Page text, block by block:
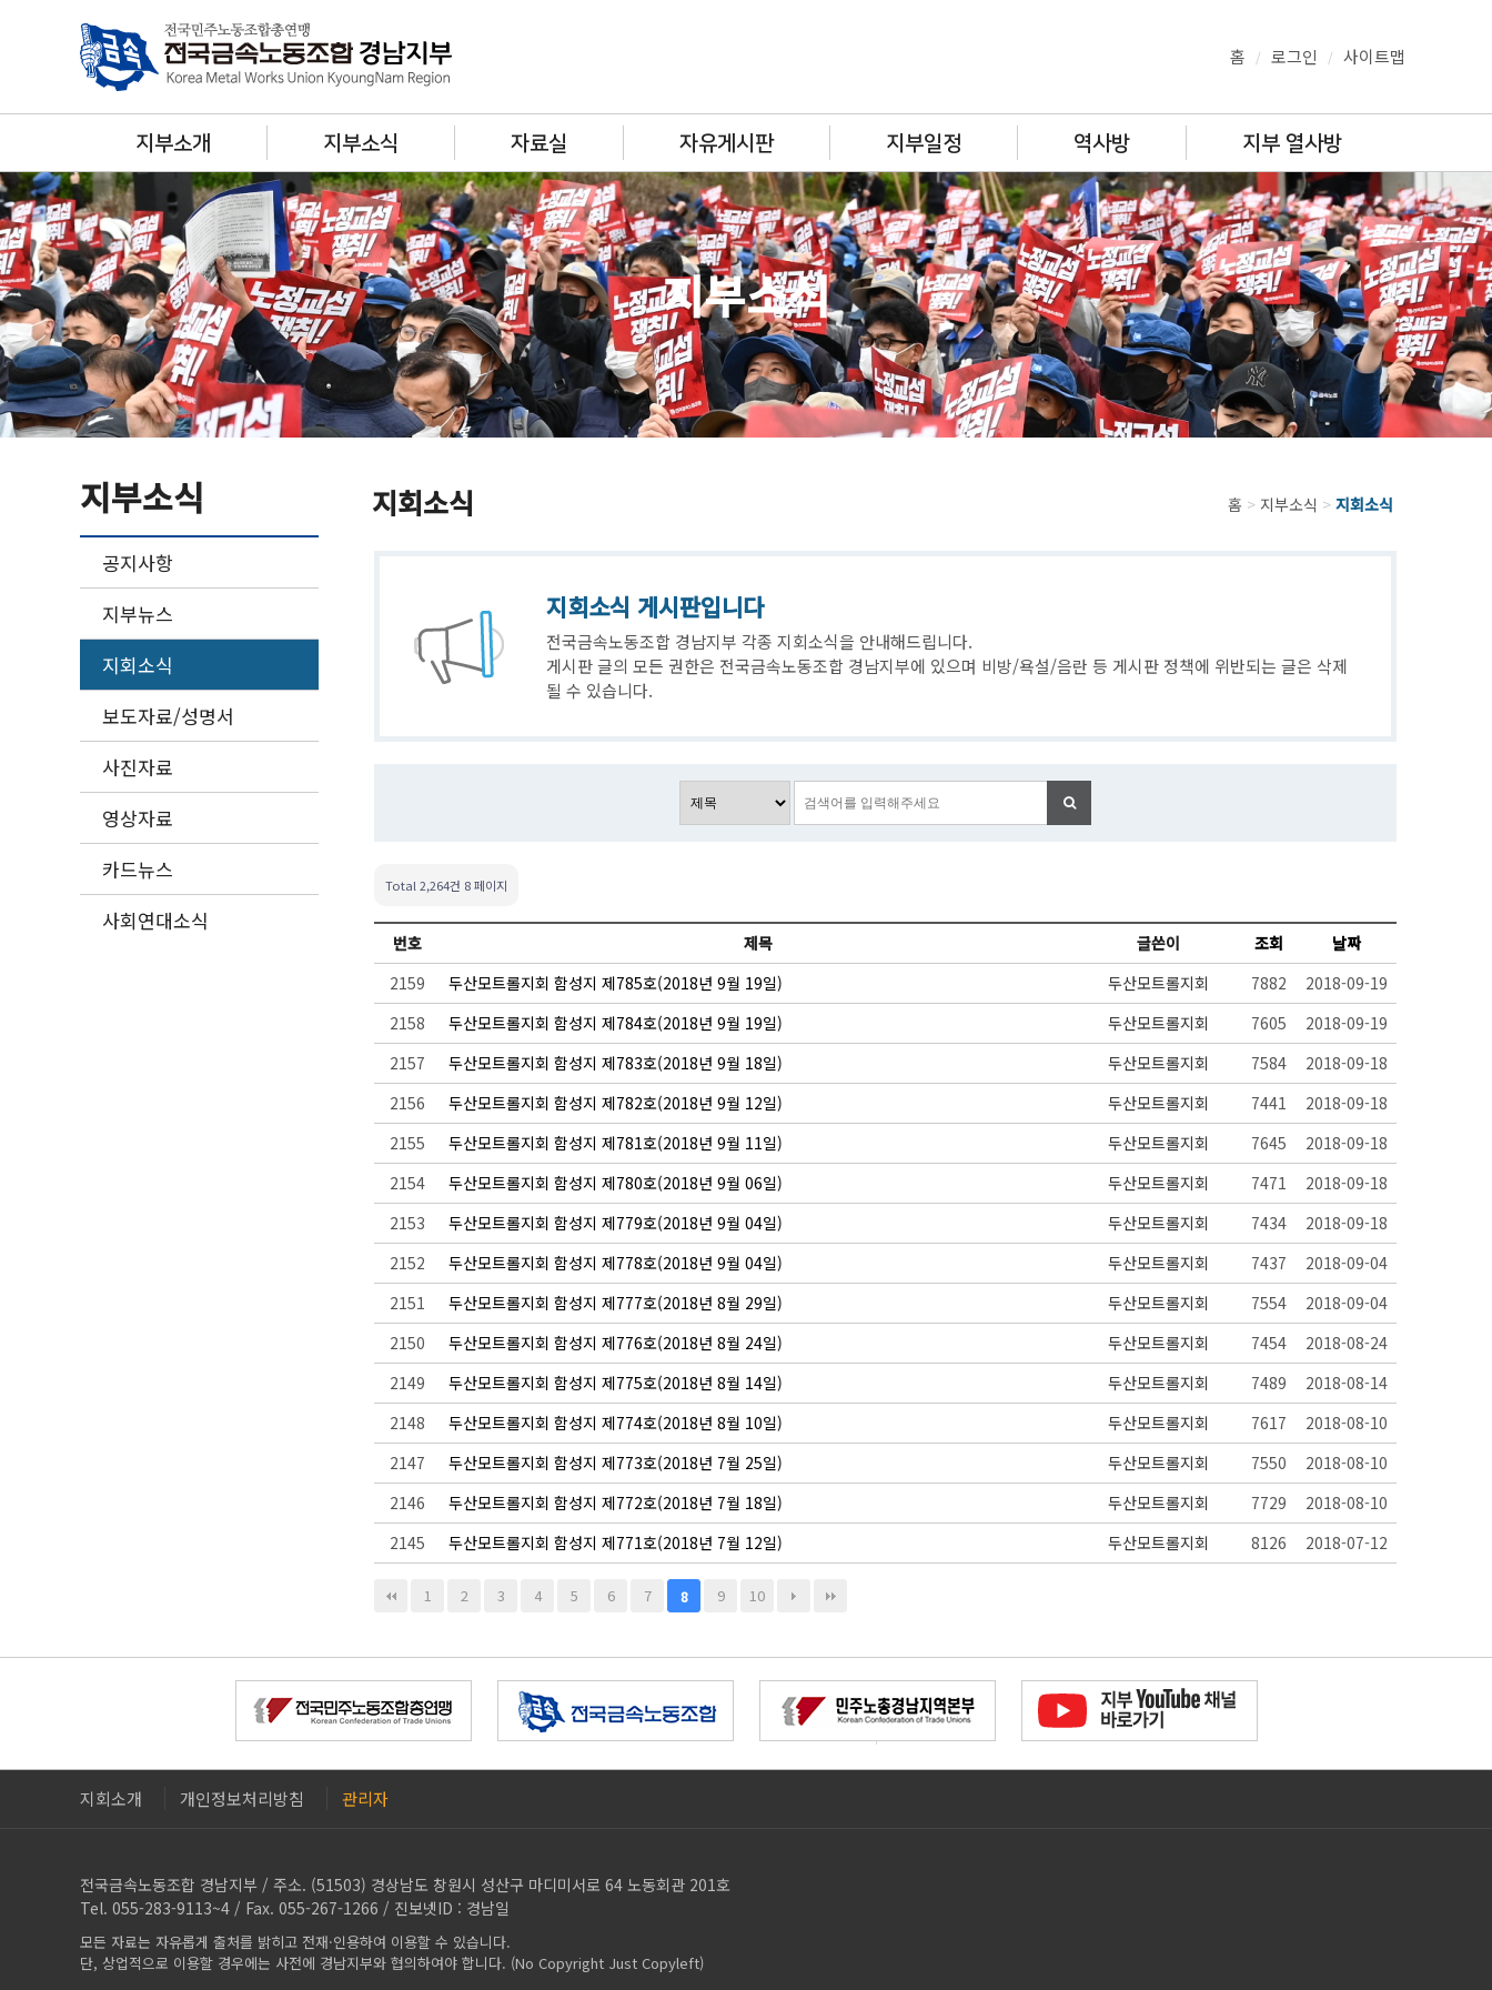
홈 / 로그인 / 사이트맵
지부소개 지부소식 자료실 자유게시판 지부일정 역사방 지부 열사방
지부소식
지부소식
공지사항
지부뉴스
지회소식
보도자료/성명서
사진자료
영상자료
카드뉴스
사회연대소식
지회소식 홈 > 지부소식 > 지회소식
지회소식 게시판입니다
전국금속노동조합 경남지부 각종 지회소식을 안내해드립니다.
게시판 글의 모든 권한은 전국금속노동조합 경남지부에 있으며 비방/욕설/음란 등 게시판 정책에 위반되는 글은 삭제
될 수 있습니다.
Total 2,264건 8 페이지
번호 제목 글쓴이 조회
날짜
2159
두산모트롤지회 함성지 제785호(2018년 9월 19일) 두산모트롤지회 7882
2018-09-19
2158
두산모트롤지회 함성지 제784호(2018년 9월 19일) 두산모트롤지회 7605
2018-09-19
2157
두산모트롤지회 함성지 제783호(2018년 9월 18일) 두산모트롤지회 7584
2018-09-18
2156
두산모트롤지회 함성지 제782호(2018년 9월 12일) 두산모트롤지회 7441
2018-09-18
2155
두산모트롤지회 함성지 제781호(2018년 9월 11일) 두산모트롤지회 7645
2018-09-18
2154
두산모트롤지회 함성지 제780호(2018년 9월 06일) 두산모트롤지회 7471
2018-09-18
2153
두산모트롤지회 함성지 제779호(2018년 9월 04일) 두산모트롤지회 7434
2018-09-18
2152
두산모트롤지회 함성지 제778호(2018년 9월 04일) 두산모트롤지회 7437
2018-09-04
2151
두산모트롤지회 함성지 제777호(2018년 8월 29일) 두산모트롤지회 7554
2018-09-04
2150
두산모트롤지회 함성지 제776호(2018년 8월 24일) 두산모트롤지회 7454
2018-08-24
2149
두산모트롤지회 함성지 제775호(2018년 8월 14일) 두산모트롤지회 7489
2018-08-14
2148
두산모트롤지회 함성지 제774호(2018년 8월 10일) 두산모트롤지회 7617
2018-08-10
2147
두산모트롤지회 함성지 제773호(2018년 7월 25일) 두산모트롤지회 7550
2018-08-10
2146
두산모트롤지회 함성지 제772호(2018년 7월 18일) 두산모트롤지회 7729
2018-08-10
2145
두산모트롤지회 함성지 제771호(2018년 7월 12일) 두산모트롤지회 8126 2018-07-12
1 2 3 4 5 6 7 8 9 10
지회소개 개인정보처리방침 관리자
전국금속노동조합 경남지부 / 주소. (51503) 경상남도 창원시 성산구 마디미서로 64 노동회관 201호
Tel. 055-283-9113~4 / Fax. 055-267-1266 / 진보넷ID : 경남일
모든 자료는 자유롭게 출처를 밝히고 전재·인용하여 이용할 수 있습니다.
단, 상업적으로 이용할 경우에는 사전에 경남지부와 협의하여야 합니다. (No Copyright Just Copyleft)